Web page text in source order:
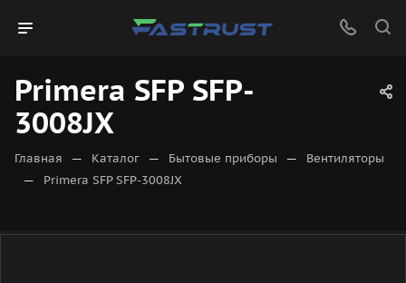
Primera SFP SFP-
3008JX
Главная — Каталог — Бытовые приборы — Вентиляторы
— Primera SFP SFP-3008JX